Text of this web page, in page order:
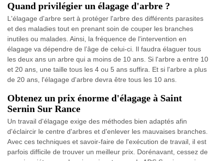
Quand privilégier un élagage d'arbre ?
L'élagage d'arbre sert à protéger l'arbre des différents parasites
et des maladies tout en prenant soin de couper les branches
inutiles ou malades. Ainsi, la fréquence de l'intervention en
élagage va dépendre de l’âge de celui-ci. Il faudra élaguer tous
les deux ans un arbre qui a moins de 10 ans. Si l'arbre a entre 10
et 20 ans, une taille tous les 4 ou 5 ans suffira. Et si l'arbre a plus
de 20 ans, l'élagage d'arbre devra être tous les 10 ans.
Obtenez un prix énorme d'élagage à Saint
Sernin Sur Rance
Un travail d'élagage exige des méthodes bien adaptés afin
d'éclaircir le centre d'arbres et d'enlever les mauvaises branches.
Avec ces techniques et savoir-faire de l'exécution de travail, il est
parfois difficile de trouver un meilleur prix. Dorénavant, cessez de